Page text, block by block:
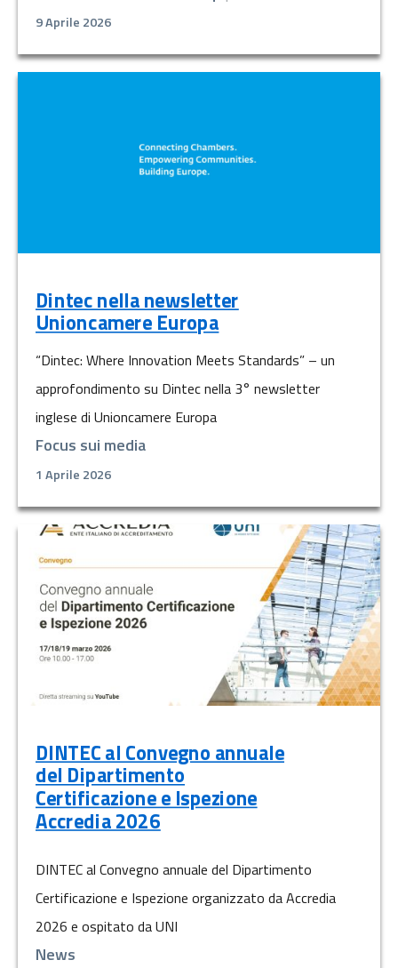
9 Aprile 2026
Dintec nella newsletter
Unioncamere Europa
“Dintec: Where Innovation Meets Standards” – un
approfondimento su Dintec nella 3° newsletter
inglese di Unioncamere Europa
Focus sui media
1 Aprile 2026
DINTEC al Convegno annuale
del Dipartimento
Certificazione e Ispezione
Accredia 2026
DINTEC al Convegno annuale del Dipartimento
Certificazione e Ispezione organizzato da Accredia
2026 e ospitato da UNI
News